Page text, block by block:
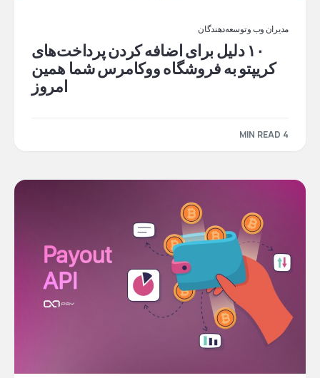
مدیران وب و توسعه‌دهندگان
۱۰ دلیل برای اضافه کردن پرداخت‌های
کریپتو به فروشگاه ووکامرس شما همین
امروز
4 MIN READ